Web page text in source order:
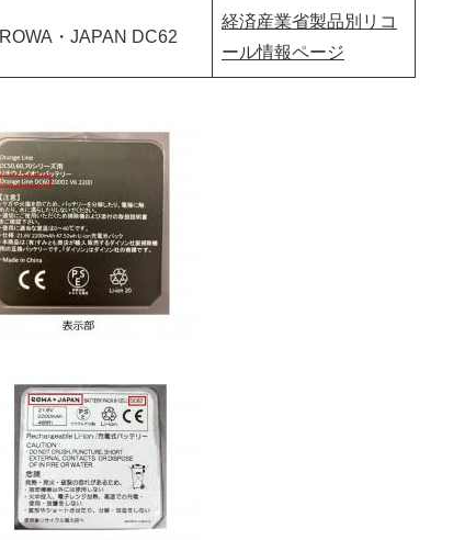
ROWA・JAPAN DC62
経済産業省製品別リコ
ール情報ページ